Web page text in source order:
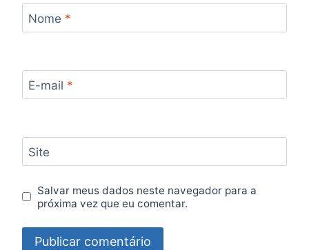
Nome *
E-mail *
Site
Salvar meus dados neste navegador para a
próxima vez que eu comentar.